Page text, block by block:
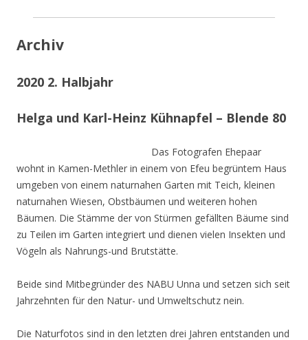
Archiv
2020 2. Halbjahr
Helga und Karl-Heinz Kühnapfel – Blende 80
Das Fotografen Ehepaar
wohnt in Kamen-Methler in einem von Efeu begrüntem Haus
umgeben von einem naturnahen Garten mit Teich, kleinen
naturnahen Wiesen, Obstbäumen und weiteren hohen
Bäumen. Die Stämme der von Stürmen gefällten Bäume sind
zu Teilen im Garten integriert und dienen vielen Insekten und
Vögeln als Nahrungs-und Brutstätte.
Beide sind Mitbegründer des NABU Unna und setzen sich seit
Jahrzehnten für den Natur- und Umweltschutz nein.
Die Naturfotos sind in den letzten drei Jahren entstanden und